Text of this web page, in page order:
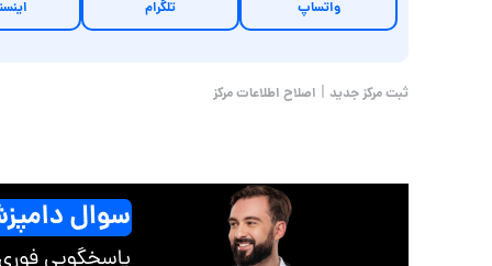
واتساپ تلگرام
ثبت مرکز جدید | اصلاح اطلاعات مرکز